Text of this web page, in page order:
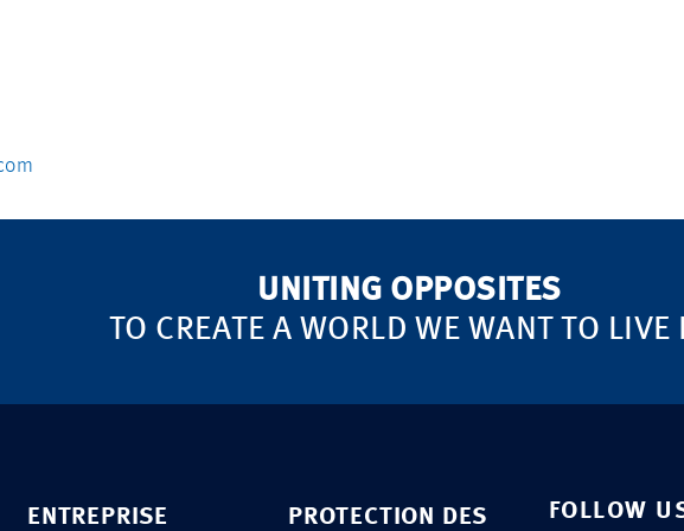
UNITING OPPOSITES
TO CREATE A WORLD WE WANT TO LIVE
ENTREPRISE PROTECTION DES FOLLOW